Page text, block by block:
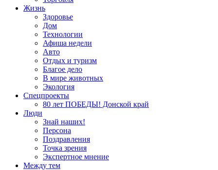
Жизнь
Здоровье
Дом
Технологии
Афиша недели
Авто
Отдых и туризм
Благое дело
В мире животных
Экология
Спецпроекты
80 лет ПОБЕДЫ! Донской край
Люди
Знай наших!
Персона
Поздравления
Точка зрения
Экспертное мнение
Между тем